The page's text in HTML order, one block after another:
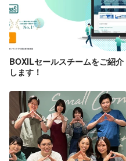
BOXILセールスチームをご紹介
します！